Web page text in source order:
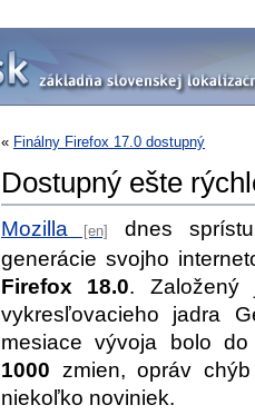
« Finálny Firefox 17.0 dostupný
Dostupný ešte
Mozilla
dnes
generácie svojho
Firefox 18.0. Založený
vykresľovacieho jadra
mesiace vývoja bolo
1000 zmien, opráv
niekoľko noviniek.